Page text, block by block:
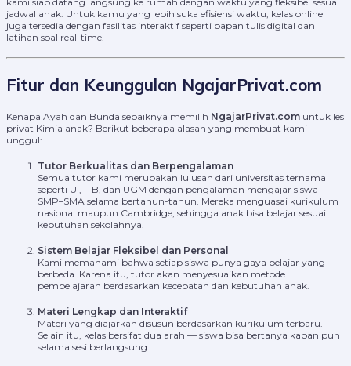
jadwal anak. Untuk kamu yang lebih suka efisiensi waktu, kelas online
juga tersedia dengan fasilitas interaktif seperti papan tulis digital dan
latihan soal real-time.
Fitur dan Keunggulan NgajarPrivat.com
Kenapa Ayah dan Bunda sebaiknya memilih NgajarPrivat.com untuk les
privat Kimia anak? Berikut beberapa alasan yang membuat kami
unggul:
Tutor Berkualitas dan Berpengalaman
Semua tutor kami merupakan lulusan dari universitas ternama
seperti UI, ITB, dan UGM dengan pengalaman mengajar siswa
SMP–SMA selama bertahun-tahun. Mereka menguasai kurikulum
nasional maupun Cambridge, sehingga anak bisa belajar sesuai
kebutuhan sekolahnya.
Sistem Belajar Fleksibel dan Personal
Kami memahami bahwa setiap siswa punya gaya belajar yang
berbeda. Karena itu, tutor akan menyesuaikan metode
pembelajaran berdasarkan kecepatan dan kebutuhan anak.
Materi Lengkap dan Interaktif
Materi yang diajarkan disusun berdasarkan kurikulum terbaru.
Selain itu, kelas bersifat dua arah — siswa bisa bertanya kapan pun
selama sesi berlangsung.